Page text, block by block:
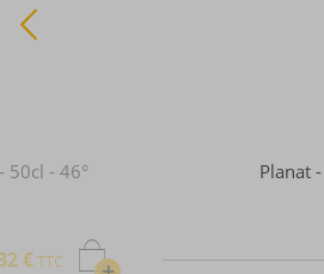
Planat - Cognac - VS -